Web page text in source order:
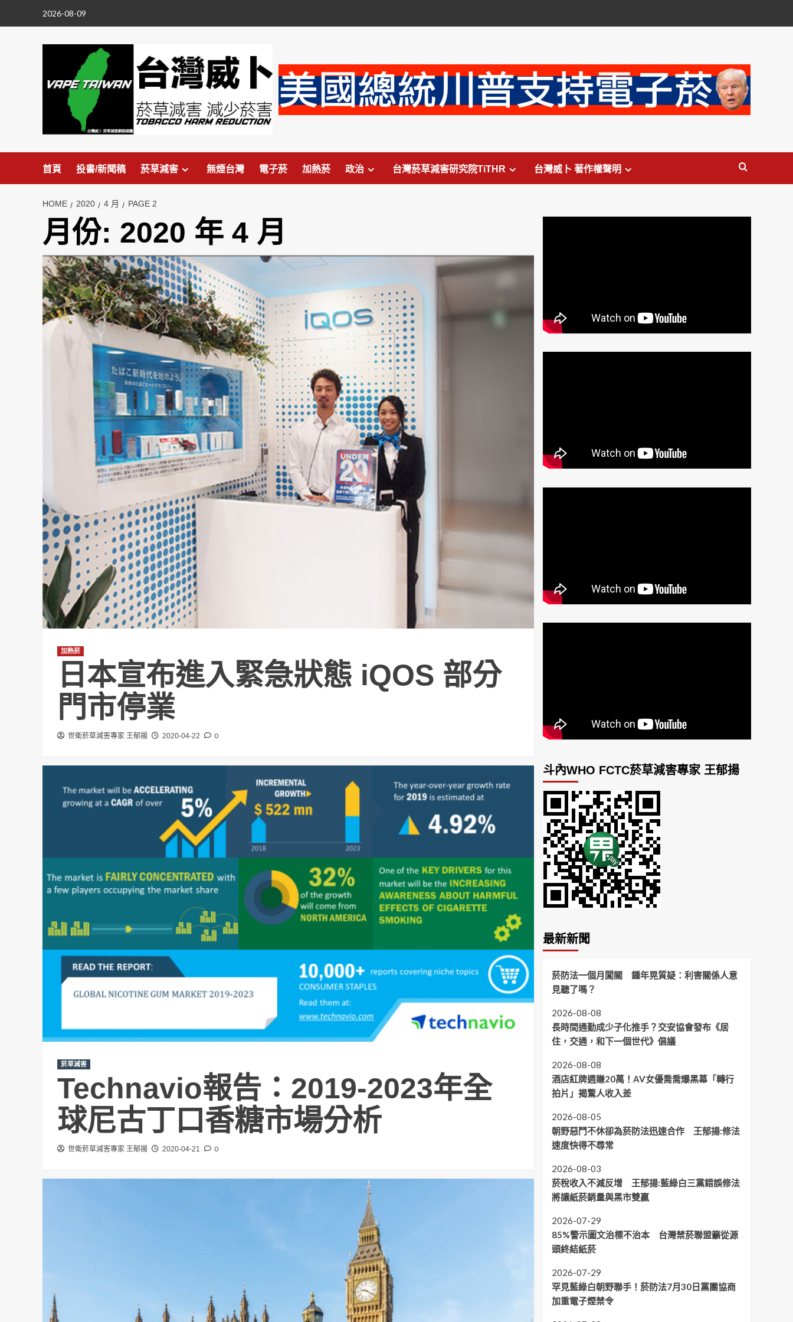
2026-08-09
首頁 投書/新聞稿 菸草減害 無煙台灣 電子菸 加熱菸 政治 台灣菸草減害研究院TiTHR 台灣威卜 著作權聲明
HOME 2020 4 月 PAGE 2
月份: 2020 年 4 月
加熱菸
日本宣布進入緊急狀態 iQOS 部分
門市停業
世衛菸草減害專家 王郁揚 2020-04-22 0
菸草減害
Technavio報告：2019-2023年全
球尼古丁口香糖市場分析
世衛菸草減害專家 王郁揚 2020-04-21 0
斗內WHO FCTC菸草減害專家 王郁揚
最新新聞
菸防法一個月闖關 鍾年晃質疑：利害關係人意
見聽了嗎？
2026-08-08
長時間通勤成少子化推手？交安協會發布《居
住，交通，和下一個世代》倡議
2026-08-08
酒店紅牌週賺20萬！AV女優喬喬爆黑幕「轉行
拍片」揭驚人收入差
2026-08-05
朝野惡鬥不休卻為菸防法迅速合作 王郁揚:修法
速度快得不尋常
2026-08-03
菸稅收入不減反增 王郁揚:藍綠白三黨錯誤修法
將讓紙菸銷量與黑市雙贏
2026-07-29
85%警示圖文治標不治本 台灣禁菸聯盟籲從源
頭終結紙菸
2026-07-29
罕見藍綠白朝野聯手！菸防法7月30日黨團協商
加重電子煙禁令